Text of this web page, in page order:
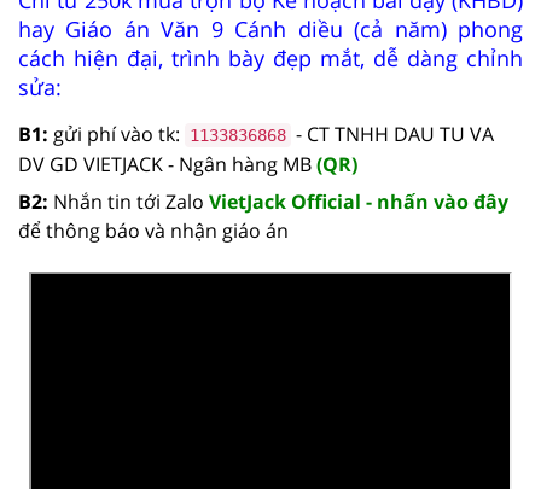
hay Giáo án Văn 9 Cánh diều (cả năm) phong
cách hiện đại, trình bày đẹp mắt, dễ dàng chỉnh
sửa:
B1: gửi phí vào tk: 1133836868 - CT TNHH DAU TU VA
DV GD VIETJACK - Ngân hàng MB(QR)
B2: Nhắn tin tới Zalo VietJack Official - nhấn vào đây
để thông báo và nhận giáo án